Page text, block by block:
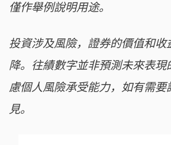
僅作舉例說明用途。
投資涉及風險，證券的價值和收
降。往績數字並非預測未來表現
慮個人風險承受能力，如有需要
見。